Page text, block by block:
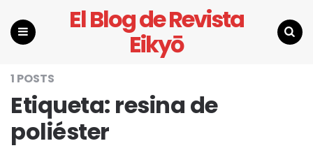
El Blog de Revista
Eikyō
1 POSTS
Etiqueta: resina de
poliéster